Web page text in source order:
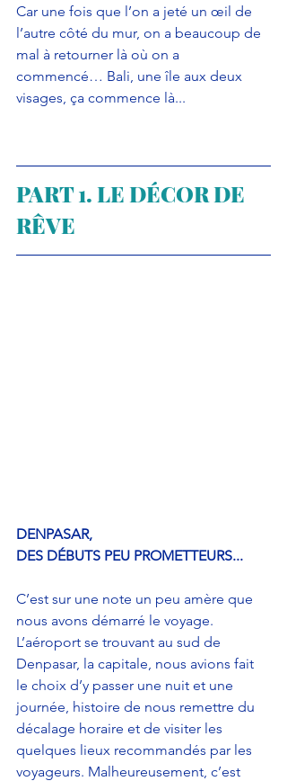
Car une fois que l’on a jeté un œil de
l’autre côté du mur, on a beaucoup de
mal à retourner là où on a
commencé… Bali, une île aux deux
visages, ça commence là...
PART 1. LE DÉCOR DE
RÊVE
DENPASAR,
DES DÉBUTS PEU PROMETTEURS...
C’est sur une note un peu amère que
nous avons démarré le voyage.
L’aéroport se trouvant au sud de
Denpasar, la capitale, nous avions fait
le choix d’y passer une nuit et une
journée, histoire de nous remettre du
décalage horaire et de visiter les
quelques lieux recommandés par les
voyageurs. Malheureusement, c’est